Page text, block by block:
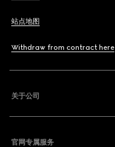
站点地图
Withdraw from contract here
关于公司
官网专属服务